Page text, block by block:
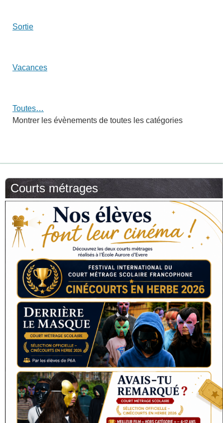
Sortie
Vacances
Toutes…
Montrer les évènements de toutes les catégories
Courts métrages